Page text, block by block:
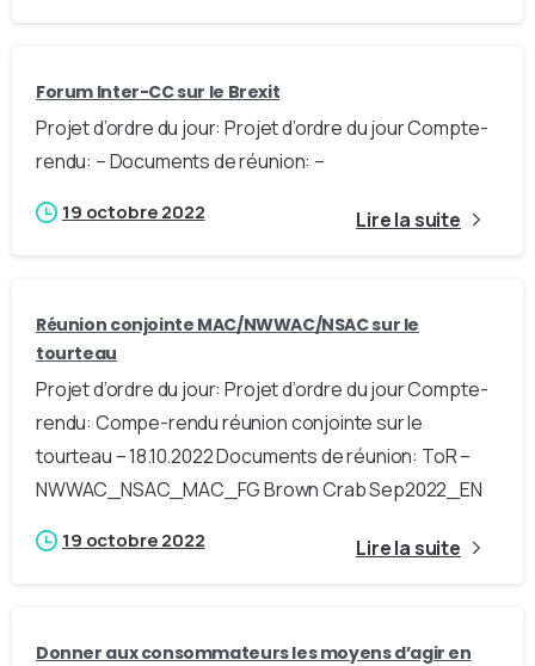
Forum Inter-CC sur le Brexit
Projet d’ordre du jour: Projet d’ordre du jour Compte-
rendu: – Documents de réunion: –
19 octobre 2022 Lire la suite
Réunion conjointe MAC/NWWAC/NSAC sur le
tourteau
Projet d’ordre du jour: Projet d’ordre du jour Compte-
rendu: Compe-rendu réunion conjointe sur le
tourteau – 18.10.2022 Documents de réunion: ToR –
NWWAC_NSAC_MAC_FG Brown Crab Sep2022_EN
19 octobre 2022 Lire la suite
Donner aux consommateurs les moyens d’agir en